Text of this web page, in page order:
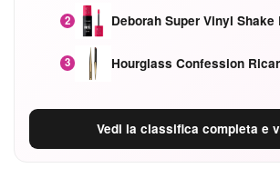
2 Deborah Super Vinyl
3
Vedi la classifica completa e